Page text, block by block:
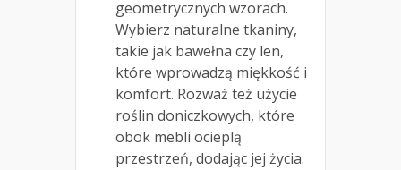
geometrycznych wzorach.
Wybierz naturalne tkaniny,
takie jak bawełna czy len,
które wprowadzą miękkość i
komfort. Rozważ też użycie
roślin doniczkowych, które
obok mebli ocieplą
przestrzeń, dodając jej życia.